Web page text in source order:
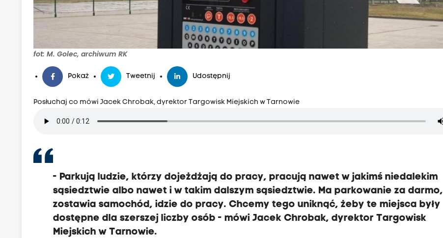
fot: M. Golec, archiwum RK
Pokaż Tweetnij Udostępnij
Posłuchaj co mówi Jacek Chrobak, dyrektor Targowisk Miejskich w Tarnowie
- Parkują ludzie, którzy dojeżdżają do pracy, pracują nawet w jakimś niedalekim
sąsiedztwie albo nawet i w takim dalszym sąsiedztwie. Ma parkowanie za darmo,
zostawia samochód, idzie do pracy. Chcemy tego uniknąć, żeby te miejsca były
dostępne dla szerszej liczby osób - mówi Jacek Chrobak, dyrektor Targowisk
Miejskich w Tarnowie.